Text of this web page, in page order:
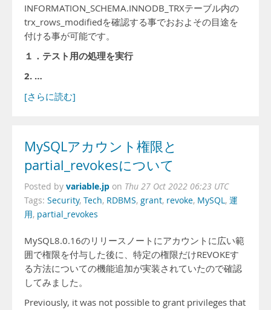
INFORMATION_SCHEMA.INNODB_TRXテーブル内の
trx_rows_modifiedを確認する事でおおよその目途を
付ける事が可能です。
１．テスト用の処理を実行
2. …
[さらに読む]
MySQLアカウント権限と
partial_revokesについて
Posted by variable.jp on Thu 27 Oct 2022 06:23 UTC
Tags: Security, Tech, RDBMS, grant, revoke, MySQL, 運
用, partial_revokes
MySQL8.0.16のリリースノートにアカウントに広い範
囲で権限を付与した後に、特定の権限だけREVOKEす
る方法についての機能追加が実装されていたので確認
してみました。
Previously, it was not possible to grant privileges that